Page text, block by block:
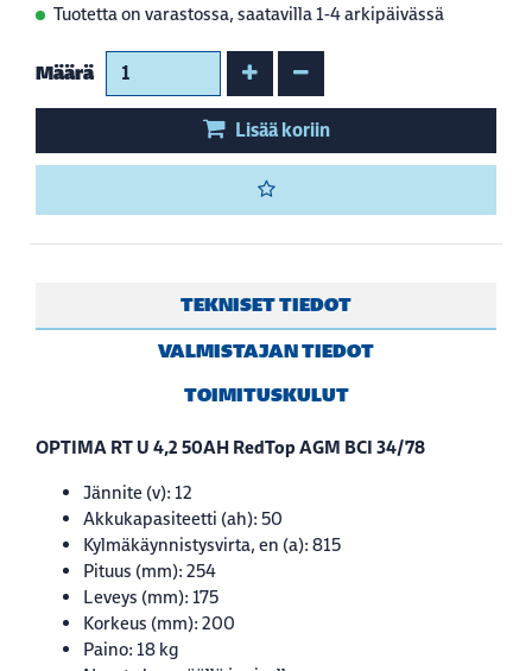
Tuotetta on varastossa, saatavilla 1-4 arkipäivässä
Määrä Kasvata määrää
Vähennä määrää
Lisää koriin
TEKNISET TIEDOT
VALMISTAJAN TIEDOT
TOIMITUSKULUT
OPTIMA RT U 4,2 50AH RedTop AGM BCI 34/78
Jännite (v): 12
Akkukapasiteetti (ah): 50
Kylmäkäynnistysvirta, en (a): 815
Pituus (mm): 254
Leveys (mm): 175
Korkeus (mm): 200
Paino: 18 kg